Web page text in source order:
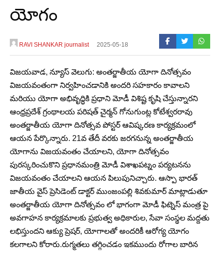
యోగం
RAVI SHANKAR journalist 2025-05-18
విజయవాడ, న్యూస్ వెలుగు: అంతర్జాతీయ యోగా దినోత్సవం
విజయవంతంగా నిర్వహించడానికి అందరి సహకారం కావాలని
మరియు యోగా అభివృద్ధికి ప్రధాని మోడీ విశిష్ట కృషి చేస్తున్నారని
ఆంధ్రప్రదేశ్ గ్రంథాలయ పరిషత్ చైర్మన్ గోనుగుంట్ల కోటేశ్వరరావు
అంతర్జాతీయ యోగా దినోత్సవ పోస్టర్ ఆవిష్కరణ కార్యక్రమంలో
ఆయన పేర్కొన్నారు. 21వ తేదీ వరకు జరగనున్న అంతర్జాతీయ
యోగాను విజయవంతం చేయాలని, యోగా దినోత్సవం
పురస్కరించుకొని ప్రధానమంత్రి మోడీ విశాఖపట్నం పర్యటనను
విజయవంతం చేయాలని ఆయన పిలుపునిచ్చారు. ఆస్పా భారత్
జాతీయ వైస్ ప్రెసిడెంట్ డాక్టర్ ముంజంపల్లి శివకుమార్ మాట్లాడుతూ
అంతర్జాతీయ యోగా దినోత్సవం లో భాగంగా మోడీ ఫిట్నెస్ మంత్ర పై
అవగాహన కార్యక్రమాలకు ప్రభుత్వ అధికారుల, సేవా సంస్థల మద్దతు
లభిస్తుందని ఆక్యు ప్రెషర్, యోగాలతో అందరికీ ఆరోగ్య యోగం
కలగాలని కోరారు.రుగ్మతలు తగ్గించడం ఇకముందు రోగాల బారిన